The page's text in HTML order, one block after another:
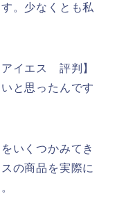
。少なくとも私
イエス 評判】
と思ったんです
いくつかみてき
の商品を実際に